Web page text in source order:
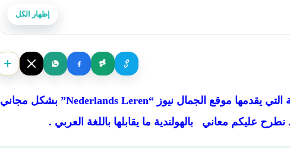
إظهار الكل
هذا الدرس ضمن سلسلة دروس كلمات هولندية التي يقدمها موقع الجمال نيوز “Nederlands Leren” بشكل مجاني
عليكم معاني بالهولندية ما يقابلها باللغة العربي .